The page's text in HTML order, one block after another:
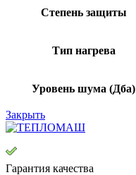
Степень защиты
Тип нагрева
Уровень шума (Дба)
Закрыть
Гарантия качества